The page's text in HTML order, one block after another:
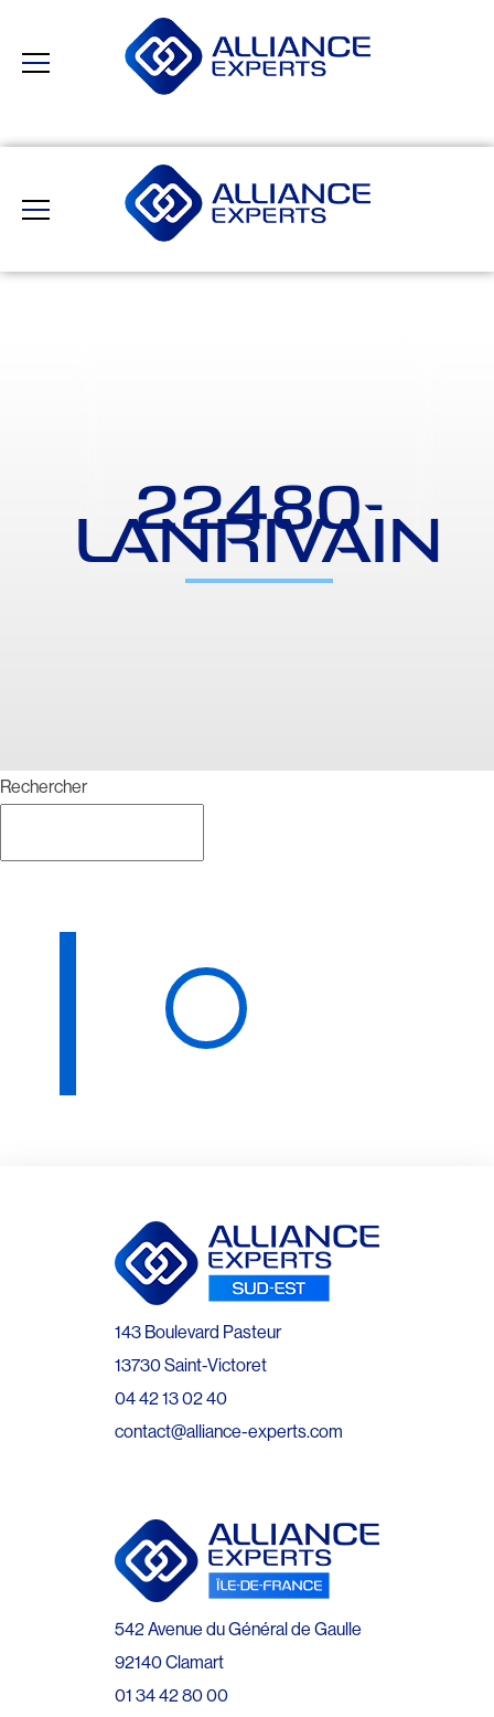
22480-
LANRIVAIN
Rechercher
143 Boulevard Pasteur
13730 Saint-Victoret
04 42 13 02 40
contact@alliance-experts.com
542 Avenue du Général de Gaulle
92140 Clamart
01 34 42 80 00